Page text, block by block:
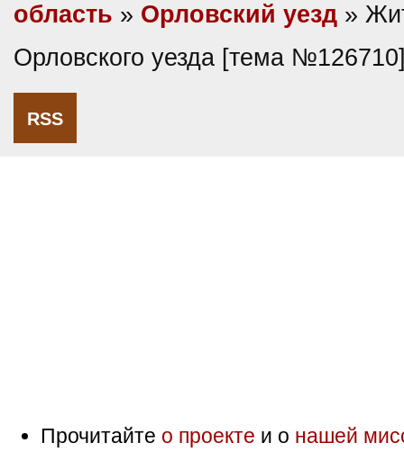
область » Орловский уезд »
Орловского уезда [тема
RSS
Прочитайте о проекте и о нашей